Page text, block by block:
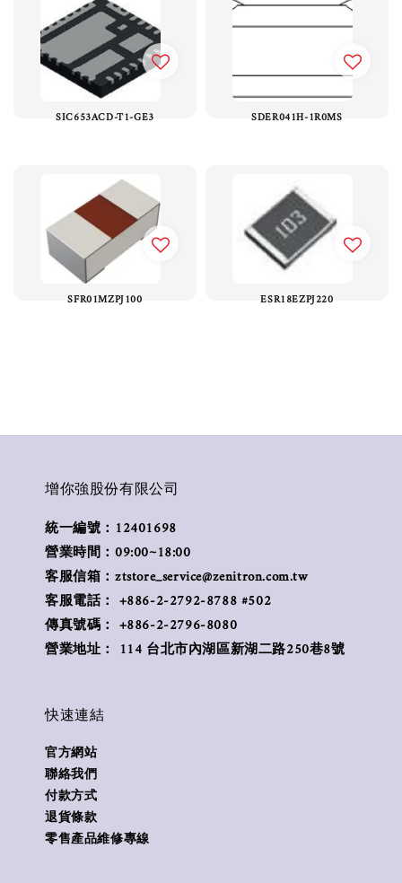
SIC653ACD-T1-GE3 SDER041H-1R0MS
SFR01MZPJ100 ESR18EZPJ220
增你強股份有限公司
統一編號：12401698
營業時間：09:00~18:00
客服信箱：ztstore_service@zenitron.com.tw
客服電話： +886-2-2792-8788 #502
傳真號碼： +886-2-2796-8080
營業地址： 114 台北市內湖區新湖二路250巷8號
快速連結
官方網站
聯絡我們
付款方式
退貨條款
零售產品維修專線